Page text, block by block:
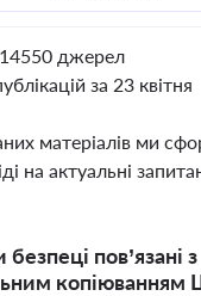
14550 джерел
за 23 квітня
матеріалів ми
на актуальні
безпеці пов’язані з